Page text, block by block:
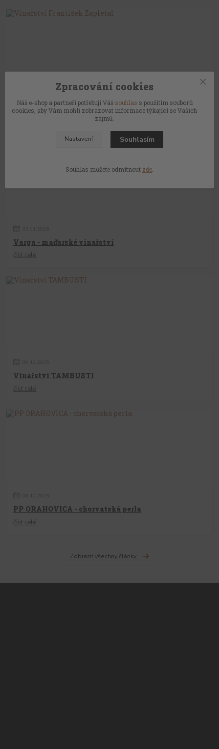
Vinařství František Zapletal
Varga - maďarské vinařství
číst celé
Vinařství TAMBUSTI
číst celé
PP ORAHOVICA - chorvatská perla
číst celé
Zobrazit všechny články
Zpracování cookies
Náš e-shop a partneři potřebují Váš souhlas s použitím souborů
cookies, aby Vám mohli zobrazovat informace týkající se Vašich
zájmů.
Nastavení Souhlasím
Souhlas můžete odmítnout zde